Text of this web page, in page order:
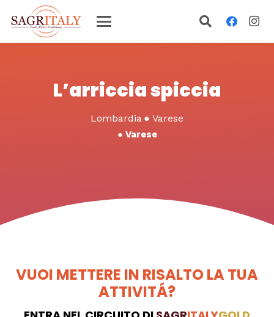
L’arriccia spiccia
Lombardia ● Varese
● Varese
VUOI METTERE IN RISALTO LA TUA
ATTIVITÁ?